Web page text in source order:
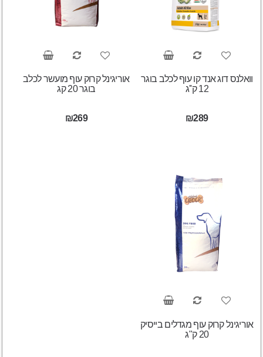
וואלנס דוג אנד קו עוף לכלב בוגר
12 ק''ג
₪289
אוריגינל קרוק עוף מועשר לכלב
בוגר 20 קג
₪269
אוריגינל קרוק עוף מגדלים בייסיק
20 ק"ג